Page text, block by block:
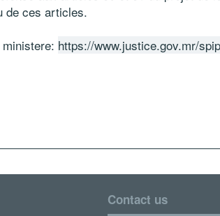
de ces articles.
https://www.justice.gov.mr/
Contact us